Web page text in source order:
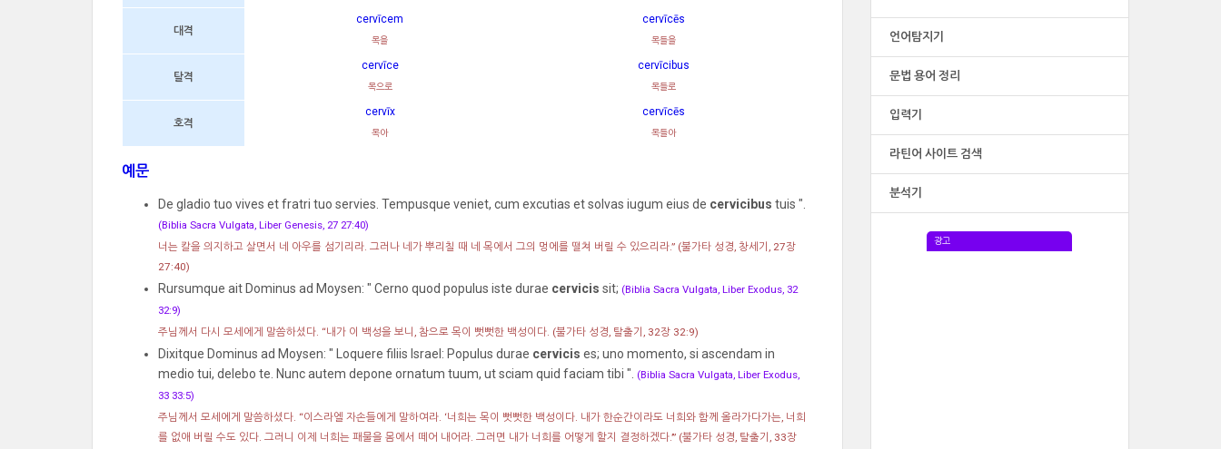
언어탐지기
문법 용어 정리
입력기
라틴어 사이트 검색
분석기
광고
대격
cervīcem
목을
cervīcēs
목들을
탈격
cervīce
목으로
cervīcibus
목들로
호격
cervīx
목아
cervīcēs
목들아
예문
De gladio tuo vives et fratri tuo servies. Tempusque veniet, cum excutias et solvas iugum eius de cervicibus tuis ".
(Biblia Sacra Vulgata, Liber Genesis, 27 27:40)
너는 칼을 의지하고 살면서 네 아우를 섬기리라. 그러나 네가 뿌리칠 때 네 목에서 그의 멍에를 떨쳐 버릴 수 있으리라.” (불가타 성경, 창세기, 27장
27:40)
Rursumque ait Dominus ad Moysen: " Cerno quod populus iste durae cervicis sit; (Biblia Sacra Vulgata, Liber Exodus, 32
32:9)
주님께서 다시 모세에게 말씀하셨다. “내가 이 백성을 보니, 참으로 목이 뻣뻣한 백성이다. (불가타 성경, 탈출기, 32장 32:9)
Dixitque Dominus ad Moysen: " Loquere filiis Israel: Populus durae cervicis es; uno momento, si ascendam in
medio tui, delebo te. Nunc autem depone ornatum tuum, ut sciam quid faciam tibi ". (Biblia Sacra Vulgata, Liber Exodus,
33 33:5)
주님께서 모세에게 말씀하셨다. “이스라엘 자손들에게 말하여라. ‘너희는 목이 뻣뻣한 백성이다. 내가 한순간이라도 너희와 함께 올라가다가는, 너희
를 없애 버릴 수도 있다. 그러니 이제 너희는 패물을 몸에서 떼어 내어라. 그러면 내가 너희를 어떻게 할지 결정하겠다.’” (불가타 성경, 탈출기, 33장